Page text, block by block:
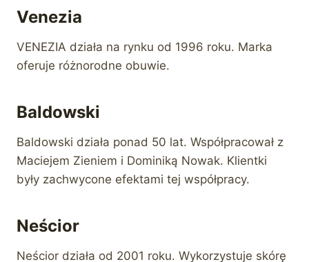
Venezia
VENEZIA działa na rynku od 1996 roku. Marka
oferuje różnorodne obuwie.
Baldowski
Baldowski działa ponad 50 lat. Współpracował z
Maciejem Zieniem i Dominiką Nowak. Klientki
były zachwycone efektami tej współpracy.
Neścior
Neścior działa od 2001 roku. Wykorzystuje skórę